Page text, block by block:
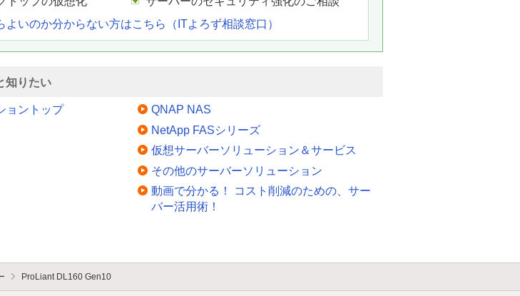
よいのか分からない方はこちら（ITよろず相談窓口）
知りたい
ョントップ
QNAP NAS
NetApp FASシリーズ
仮想サーバーソリューション＆サービス
その他のサーバーソリューション
動画で分かる！ コスト削減のための、サー
バー活用術！
ProLiant DL160 Gen10